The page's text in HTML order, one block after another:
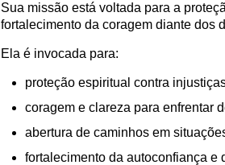
Sua missão está voltada para a
fortalecimento da coragem diante dos
Ela é invocada para:
proteção espiritual contra
coragem e clareza para enfrentar
abertura de caminhos em
fortalecimento da autoconfiança e